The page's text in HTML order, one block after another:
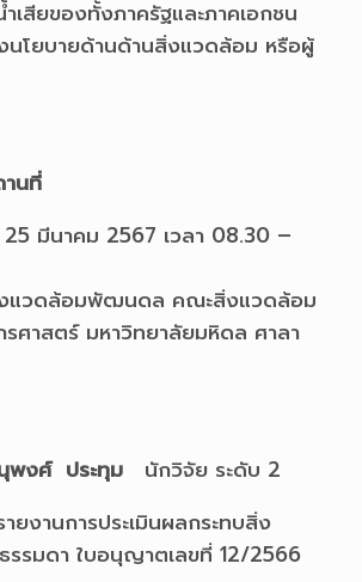
เสียของทั้งภาครัฐและภาคเอกชน
นโยบายด้านด้านสิ่งแวดล้อม หรือผู้
านที่
มีนาคม 2567 เวลา 08.30 –
แวดล้อมพัฒนดล คณะสิ่งแวดล้อม
รศาสตร์ มหาวิทยาลัยมหิดล ศาลา
พงศ์ ประทุม นักวิจัย ระดับ 2
นการประเมินผลกระทบสิ่ง
รมดา ใบอนุญาตเลขที่ 12/2566